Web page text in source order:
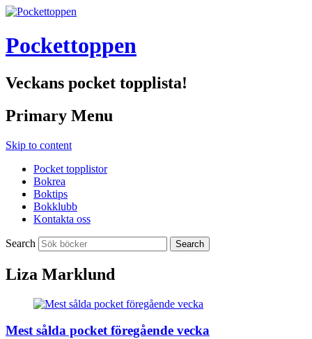
Pockettoppen
Veckans pocket topplista!
Primary Menu
Skip to content
Pocket topplistor
Bokrea
Boktips
Bokklubb
Kontakta oss
Search
Liza Marklund
Mest sålda pocket föregående vecka